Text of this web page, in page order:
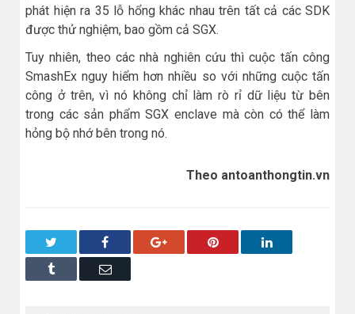
phát hiện ra 35 lỗ hổng khác nhau trên tất cả các SDK
được thử nghiệm, bao gồm cả SGX.
Tuy nhiên, theo các nhà nghiên cứu thì cuộc tấn công
SmashEx nguy hiểm hơn nhiều so với những cuộc tấn
công ở trên, vì nó không chỉ làm rò rỉ dữ liệu từ bên
trong các sản phẩm SGX enclave mà còn có thể làm
hỏng bộ nhớ bên trong nó.
Theo antoanthongtin.vn
Facebook Google+ Pinterest LinkedIn
Tumblr Email